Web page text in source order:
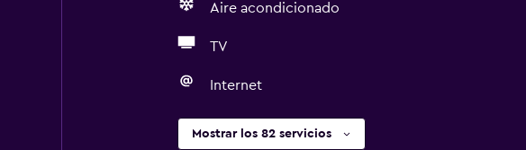
Aire acondicionado
TV
Internet
Mostrar los 82 servicios